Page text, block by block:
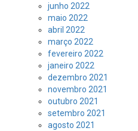
junho 2022
maio 2022
abril 2022
março 2022
fevereiro 2022
janeiro 2022
dezembro 2021
novembro 2021
outubro 2021
setembro 2021
agosto 2021